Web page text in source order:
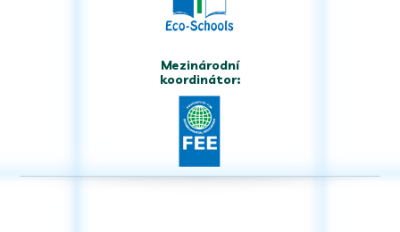
Mezinárodní
koordinátor: